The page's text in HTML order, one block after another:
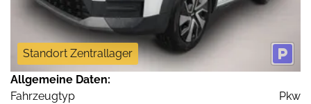
Standort Zentrallager
Allgemeine Daten:
Fahrzeugtyp
Pkw